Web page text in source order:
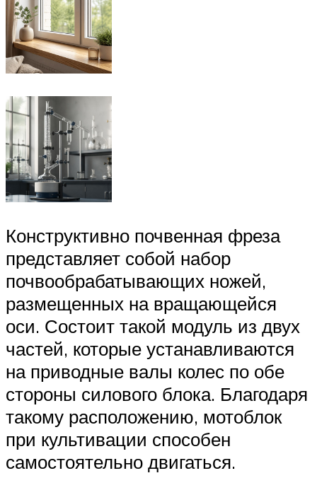
Конструктивно почвенная фреза
представляет собой набор
почвообрабатывающих ножей,
размещенных на вращающейся
оси. Состоит такой модуль из двух
частей, которые устанавливаются
на приводные валы колес по обе
стороны силового блока. Благодаря
такому расположению, мотоблок
при культивации способен
самостоятельно двигаться.